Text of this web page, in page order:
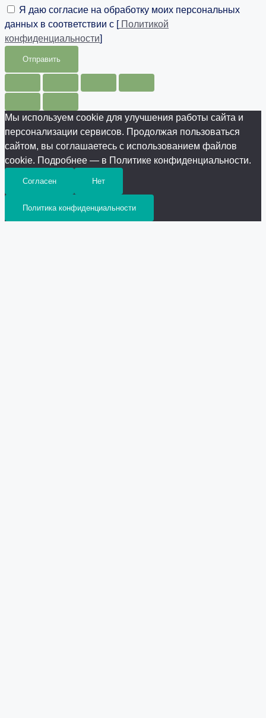
Я даю согласие на обработку моих персональных
данных в соответствии с [Политикой
конфиденциальности]
Отправить
Мы используем cookie для улучшения работы сайта и
персонализации сервисов. Продолжая пользоваться
сайтом, вы соглашаетесь с использованием файлов
cookie. Подробнее — в Политике конфиденциальности.
Согласен Нет
Политика конфиденциальности